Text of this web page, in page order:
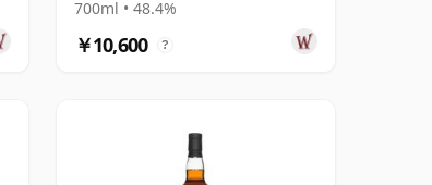
To The Embers S
700ml • 48.4%
￥10,600 ?